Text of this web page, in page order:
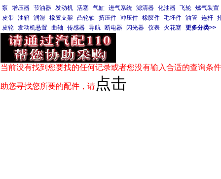
泵
增压器 节油器 发动机 活塞 气缸 进气系统 滤清器 化油器 飞轮 燃气装置
皮带 油箱 润滑 橡胶支架 凸轮轴 挤压件 冲压件 橡胶件 毛坯件 油管 连杆
皮轮 发动机悬置 曲轴 传感器 导航 断电器 闪光器 仪表 火花塞 更多分类>>
当前没有找到您要找的任何记录或者您没有输入合适的查询条
助您寻找您所要的配件，请 点击